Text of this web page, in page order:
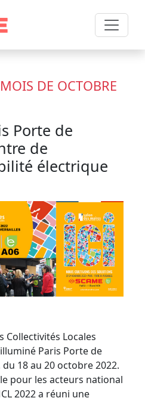
DE OCTOBRE
Porte de
de
électrique
Collectivités Locales
Paris Porte de
18 au 20 octobre 2022.
pour les acteurs national
2022 a réuni une